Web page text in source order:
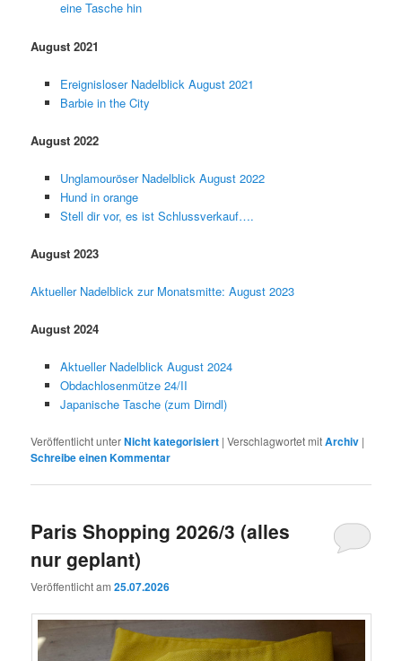
eine Tasche hin
August 2021
Ereignisloser Nadelblick August 2021
Barbie in the City
August 2022
Unglamouröser Nadelblick August 2022
Hund in orange
Stell dir vor, es ist Schlussverkauf….
August 2023
Aktueller Nadelblick zur Monatsmitte: August 2023
August 2024
Aktueller Nadelblick August 2024
Obdachlosenmütze 24/II
Japanische Tasche (zum Dirndl)
Veröffentlicht unterNicht kategorisiert |Verschlagwortet mitArchiv |
Schreibe einen Kommentar
Paris Shopping 2026/3 (alles
nur geplant)
Veröffentlicht am25.07.2026